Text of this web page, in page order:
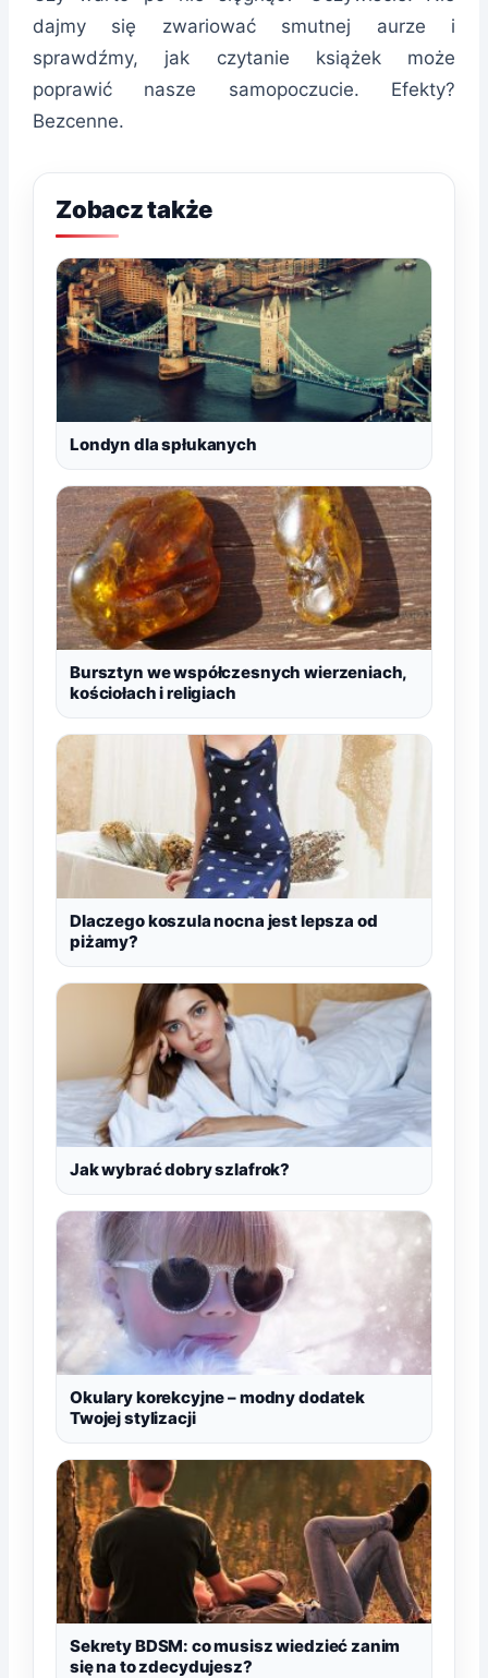
dajmy się zwariować smutnej aurze i
sprawdźmy, jak czytanie książek może
poprawić nasze samopoczucie. Efekty?
Bezcenne.
Zobacz także
Londyn dla spłukanych
Bursztyn we współczesnych wierzeniach,
kościołach i religiach
Dlaczego koszula nocna jest lepsza od
piżamy?
Jak wybrać dobry szlafrok?
Okulary korekcyjne – modny dodatek
Twojej stylizacji
Sekrety BDSM: co musisz wiedzieć zanim
się na to zdecydujesz?